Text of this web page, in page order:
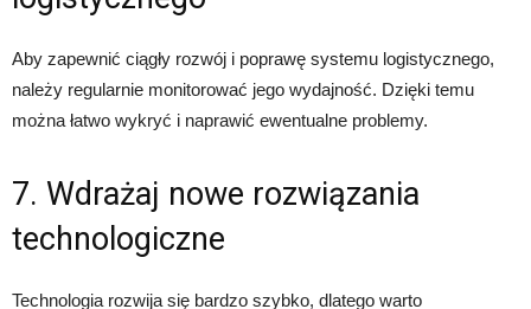
Aby zapewnić ciągły rozwój i poprawę systemu logistycznego,
należy regularnie monitorować jego wydajność. Dzięki temu
można łatwo wykryć i naprawić ewentualne problemy.
7. Wdrażaj nowe rozwiązania
technologiczne
Technologia rozwija się bardzo szybko, dlatego warto